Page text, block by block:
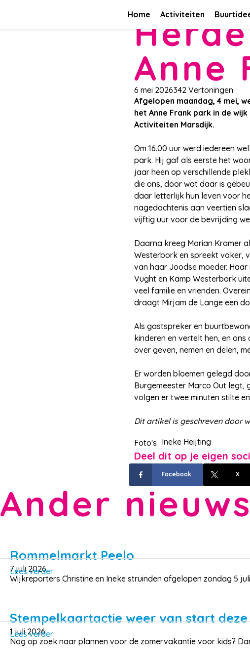
Home Activiteiten
Anne
6 mei 2026342 Vertoningen
Afgelopen maandag, 4 mei,
het Anne Frank park in de
Activiteiten Marsdijk.
Om 16.00 uur werd iedereen
park. Hij gaf als eerste het
jaar heen op verschillende
die ons, door wat daar is
daar letterlijk hun leven voor
nagedachtenis aan veertien
vijftig uur voor de bevrijding
Daarna kreeg Marian Kramer
Westerbork en spreekt vaker,
van haar Joodse moeder.
Vught en Kamp Westerbork
veel familie en vrienden.
draagt Mirjam de Lange een
Als gastspreker en
kinderen en vertelt hen, en
over geven, nemen en delen,
Er worden bloemen gelegd
Burgemeester Marco Out legt,
volgen er twee minuten stilte
Dit artikel is geschreven door
Foto's Ineke Heijting
Deel dit op je eigen
Facebook X
Ander nieuws
Rommelmarkt Peelo
7 juli 2026
Wijkreporters Christine en Ineke struinden afgelopen zondag 5
Lees verder
Stempelkaartactie weer van start
1 juli 2026
Nog op zoek naar plannen voor de zomervakantie voor kids?
Lees verder